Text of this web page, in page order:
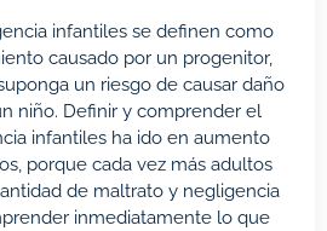
infantiles se definen como
causado por un progenitor,
un riesgo de causar daño
niño. Definir y comprender el
infantiles ha ido en aumento
porque cada vez más adultos
de maltrato y negligencia
inmediatamente lo que